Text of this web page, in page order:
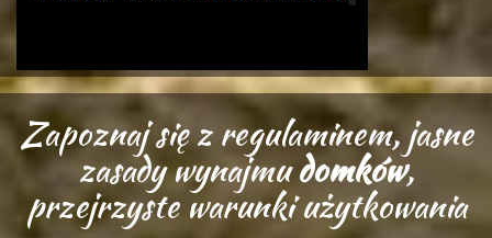
Zapoznaj się z regulaminem, jasne
zasady wynajmudomków,
przejrzyste warunki użytkowania